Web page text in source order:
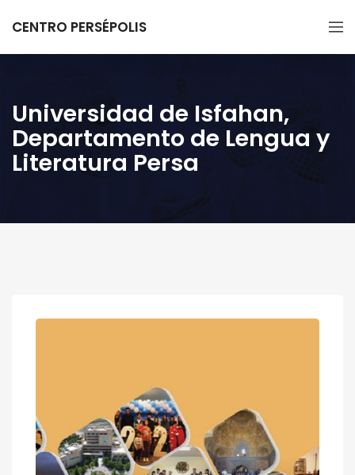
CENTRO PERSÉPOLIS
Universidad de Isfahan,
Departamento de Lengua y
Literatura Persa